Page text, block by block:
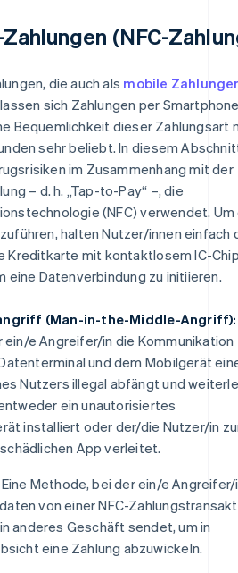
(NFC-
die auch als mobile
sich Zahlungen per
Bequemlichkeit dieser Zahlungsart
sehr beliebt. In diesem
im Zusammenhang mit der
– d. h. „Tap-to-Pay“ –, die
(NFC) verwendet. Um
halten Nutzer/innen einfach
Kreditkarte mit kontaktlosem IC-
eine Datenverbindung zu initiieren.
(Man-in-the-Middle-Angriff):
ein/e Angreifer/in die Kommunikation
und dem Mobilgerät
Nutzers illegal abfängt und
ein unautorisiertes
installiert oder der/die Nutzer/in
App verleitet.
Eine Methode, bei der ein/e Angreifer/
von einer NFC-
anderes Geschäft sendet, um in
eine Zahlung abzuwickeln.